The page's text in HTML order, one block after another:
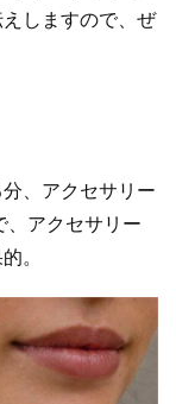
しますので、ぜ
、アクセサリー
、アクセサリー
。